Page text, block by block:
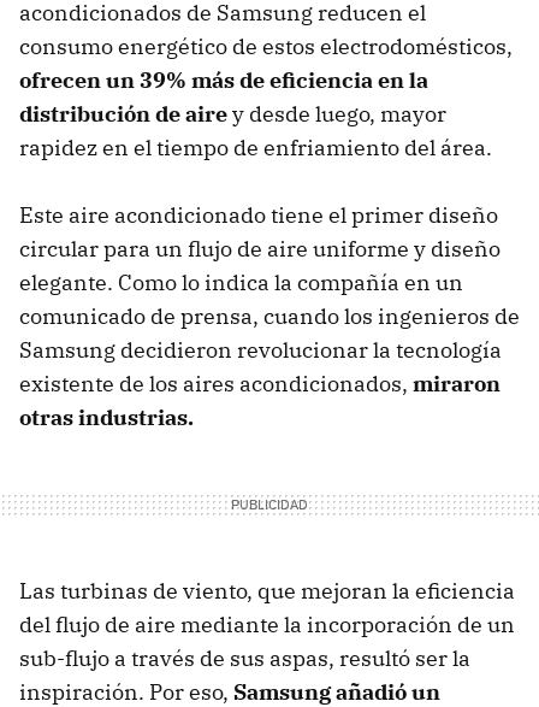
acondicionados de Samsung reducen el
consumo energético de estos electrodomésticos,
ofrecen un 39% más de eficiencia en la
distribución de airey desde luego, mayor
rapidez en el tiempo de enfriamiento del área.
Este aire acondicionado tiene el primer diseño
circular para un flujo de aire uniforme y diseño
elegante. Como lo indica la compañía en un
comunicado de prensa, cuando los ingenieros de
Samsung decidieron revolucionar la tecnología
existente de los aires acondicionados, miraron
otras industrias.
Las turbinas de viento, que mejoran la eficiencia
del flujo de aire mediante la incorporación de un
sub-flujo a través de sus aspas, resultó ser la
inspiración. Por eso, Samsung añadió un